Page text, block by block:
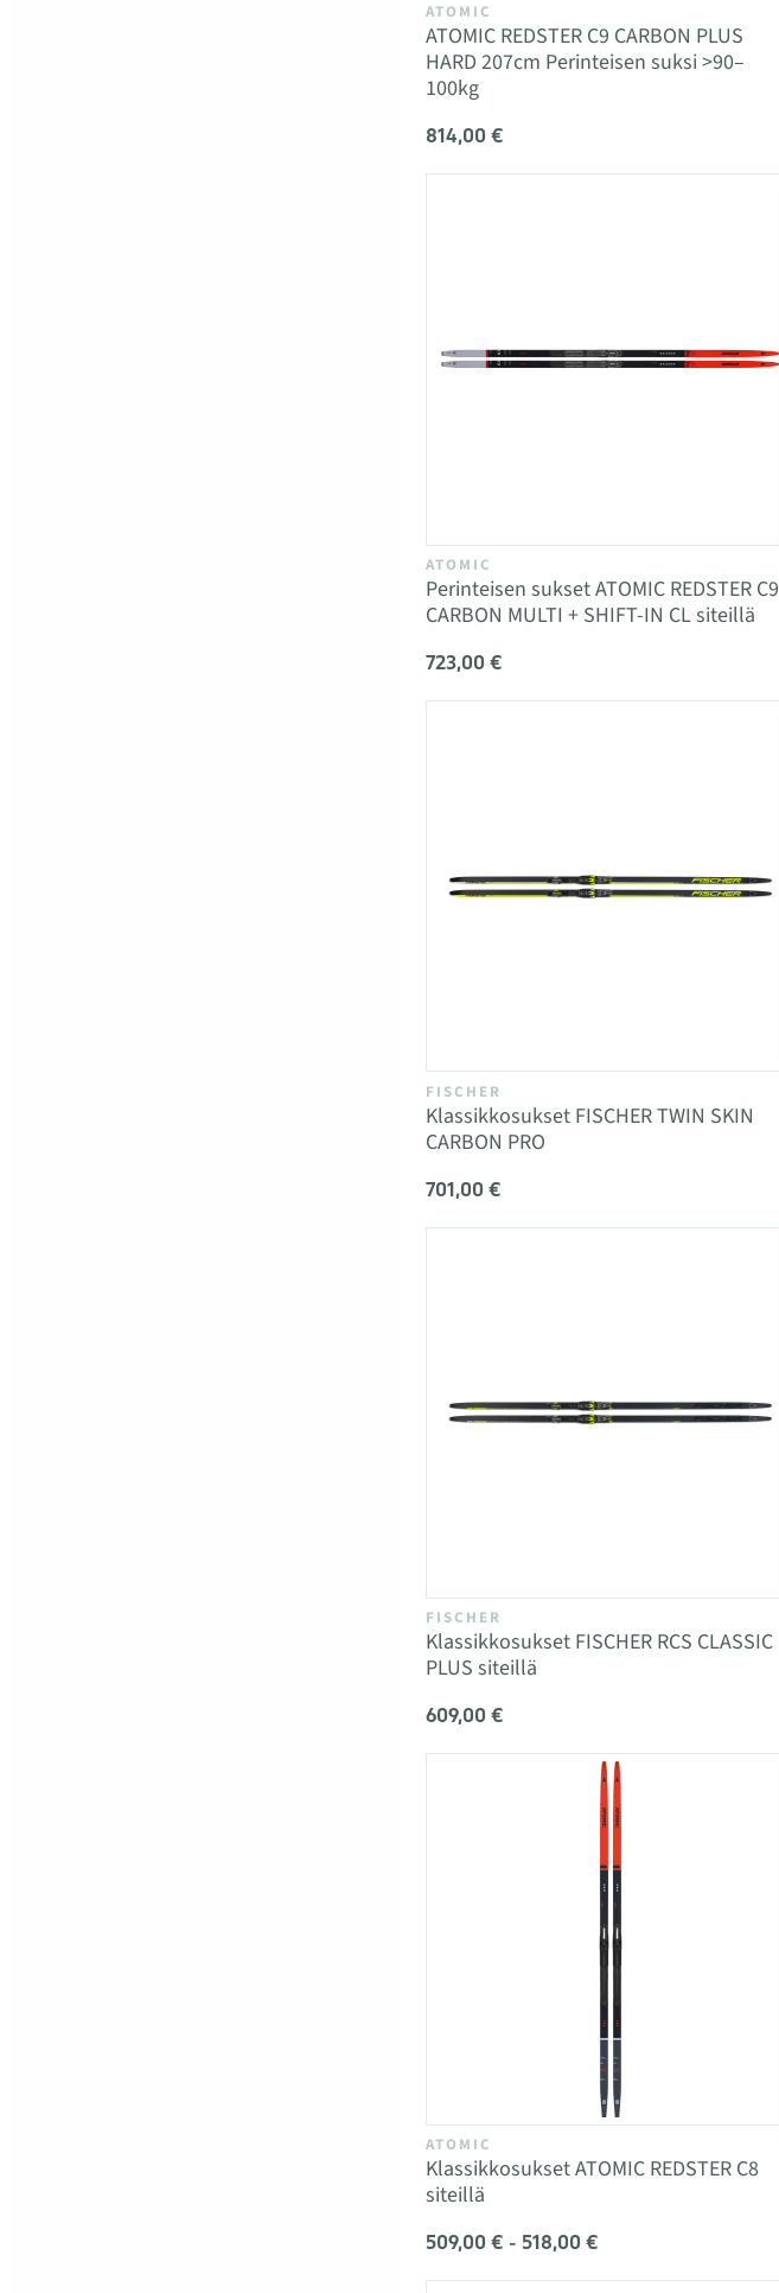
ATOMIC
ATOMIC REDSTER C9 CARBON PLUS
HARD 207cm Perinteisen suksi >90–
100kg
814,00 €
ATOMIC
Perinteisen sukset ATOMIC REDSTER C9
CARBON MULTI + SHIFT-IN CL siteillä
723,00 €
FISCHER
Klassikkosukset FISCHER TWIN SKIN
CARBON PRO
701,00 €
FISCHER
Klassikkosukset FISCHER RCS CLASSIC
PLUS siteillä
609,00 €
ATOMIC
Klassikkosukset ATOMIC REDSTER C8
siteillä
509,00 € - 518,00 €